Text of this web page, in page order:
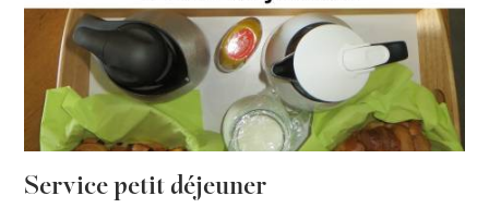
Service petit déjeuner